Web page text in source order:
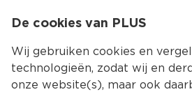
De cookies van PLUS
Wij gebruiken cookies en
technologieën, zodat wij en
onze website(s), maar ook